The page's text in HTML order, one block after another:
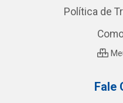
Política de
Fale